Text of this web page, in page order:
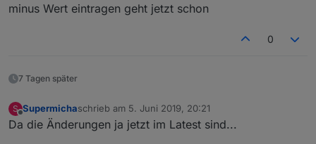
minus Wert eintragen geht jetzt schon
0
7 Tagen später
S
Offline
Supermichaschrieb am 5. Juni 2019, 20:21
zuletzt editiert von
Da die Änderungen ja jetzt im Latest sind...